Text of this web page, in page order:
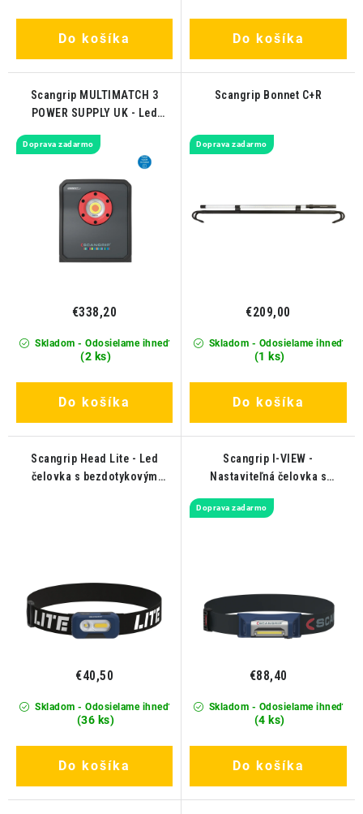
Do košíka Do košíka
Scangrip MULTIMATCH 3
POWER SUPPLY UK - Led
zdrojom
Doprava zadarmo
Skladom - Odosielame ihneď
(2 ks)
€338,20
Do košíka
Scangrip Bonnet C+R
Doprava zadarmo
Skladom - Odosielame ihneď
(1 ks)
€209,00
Do košíka
Scangrip Head Lite - Led
čelovka s bezdotykovým
Skladom - Odosielame ihneď
(36 ks)
€40,50
Do košíka
Scangrip I-VIEW -
Nastaviteľná čelovka s
Doprava zadarmo
Skladom - Odosielame ihneď
(4 ks)
€88,40
Do košíka